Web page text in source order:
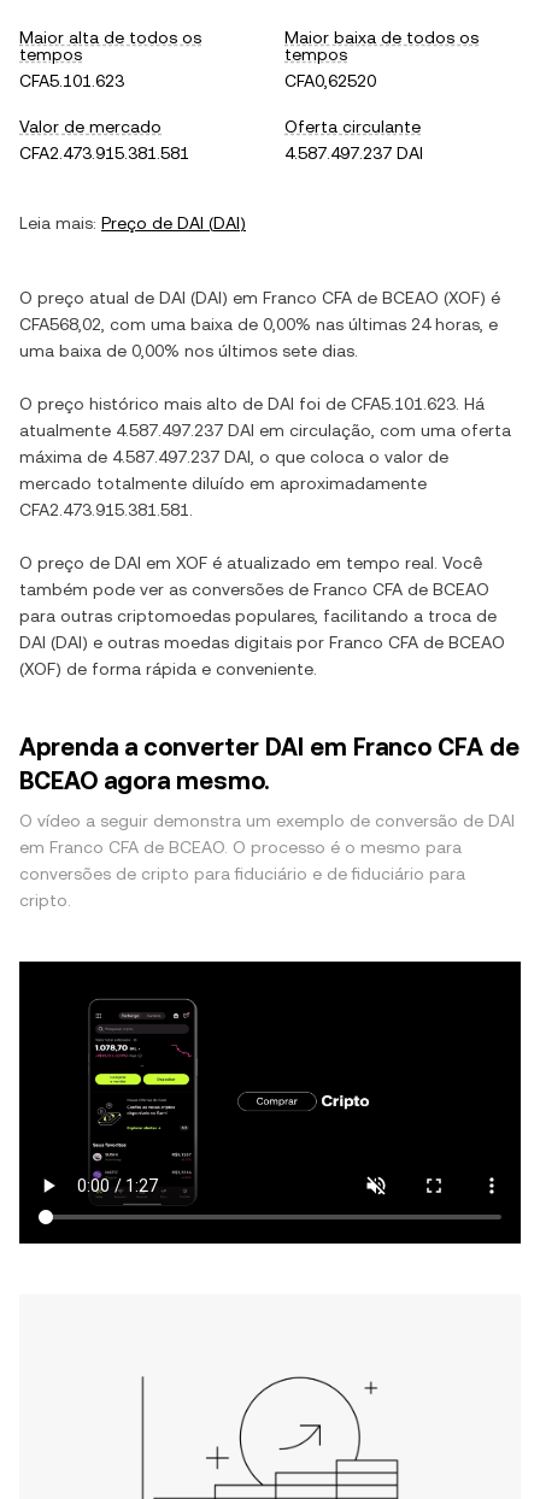
Maior alta de todos os
tempos
CFA5.101.623
Maior baixa de todos os
tempos
CFA0,62520
Valor de mercado
CFA2.473.915.381.581
Oferta circulante
4.587.497.237 DAI
Leia mais: Preço de DAI (DAI)
O preço atual de DAI (DAI) em Franco CFA de BCEAO (XOF) é
CFA568,02 , com uma baixa de 0,00% nas últimas 24 horas, e
uma baixa de 0,00% nos últimos sete dias.
O preço histórico mais alto de DAI foi de CFA5.101.623 . Há
atualmente 4.587.497.237 DAI em circulação, com uma oferta
máxima de 4.587.497.237 DAI , o que coloca o valor de
mercado totalmente diluído em aproximadamente
CFA2.473.915.381.581
O preço de DAI em XOF é atualizado em tempo real. Você
também pode ver as conversões de Franco CFA de BCEAO
para outras criptomoedas populares, facilitando a troca de
DAI (DAI) e outras moedas digitais por Franco CFA de BCEAO
(XOF) de forma rápida e conveniente.
Aprenda a converter DAI em Franco CFA de
BCEAO agora mesmo.
O vídeo a seguir demonstra um exemplo de conversão de DAI
em Franco CFA de BCEAO. O processo é o mesmo para
conversões de cripto para fiduciário e de fiduciário para
cripto.